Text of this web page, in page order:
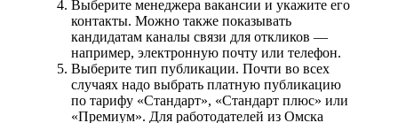
Выберите менеджера вакансии и укажите его
контакты. Можно также показывать
кандидатам каналы связи для откликов —
например, электронную почту или телефон.
Выберите тип публикации. Почти во всех
случаях надо выбрать платную публикацию
по тарифу «Стандарт», «Стандарт плюс» или
«Премиум». Для работодателей из Омска